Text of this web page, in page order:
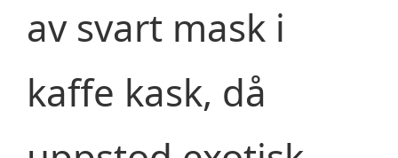
av svart mask i
kaffe kask, då